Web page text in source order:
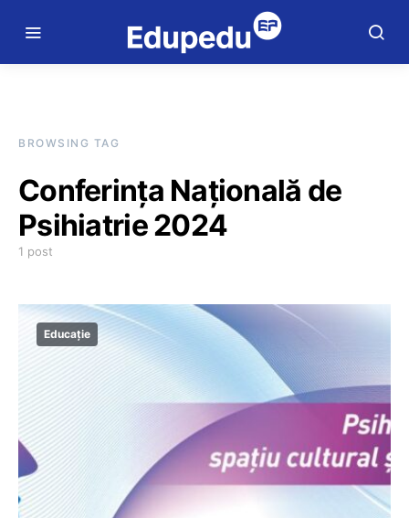
BROWSING TAG
Conferința Națională de
Psihiatrie 2024
1 post
Educație